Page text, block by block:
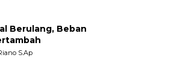
Berulang, Beban
S.Ap